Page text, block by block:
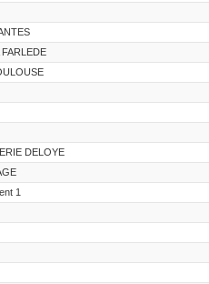
DELOYE
1